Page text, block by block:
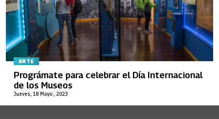
ARTE
Jueves, 18 Mayo , 2023
Prográmate para celebrar el Día Internacional
de los Museos